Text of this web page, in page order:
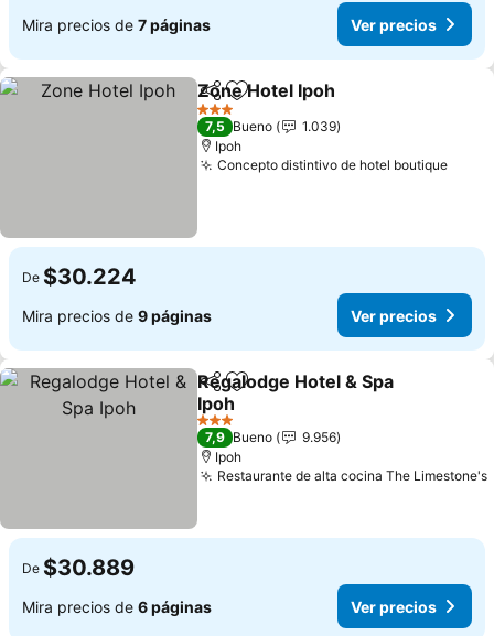
Mira precios de 7 páginas Ver precios
CompartirAgregar a favoritos
Zone Hotel Ipoh
3 Estrellas
7,5 Bueno
1.039
Ipoh
Concepto distintivo de hotel boutique
De $30.224
Mira precios de 9 páginas Ver precios
CompartirAgregar a favoritos
Regalodge Hotel & Spa
Ipoh
3 Estrellas
7,9 Bueno
9.956
Ipoh
Restaurante de alta cocina The Limestone's
De $30.889
Mira precios de 6 páginas Ver precios